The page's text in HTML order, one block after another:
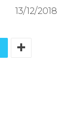
13/12/2018